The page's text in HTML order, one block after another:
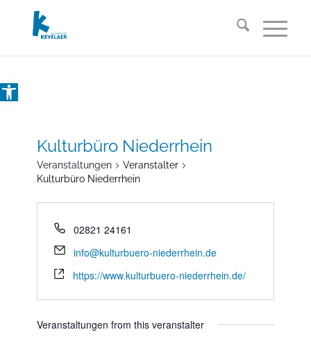
Open toolbar
Kulturbüro Niederrhein
Veranstaltungen
Veranstalter
Kulturbüro Niederrhein
02821 24161
info@kulturbuero-niederrhein.de
https://www.kulturbuero-niederrhein.de/
Veranstaltungen from this veranstalter